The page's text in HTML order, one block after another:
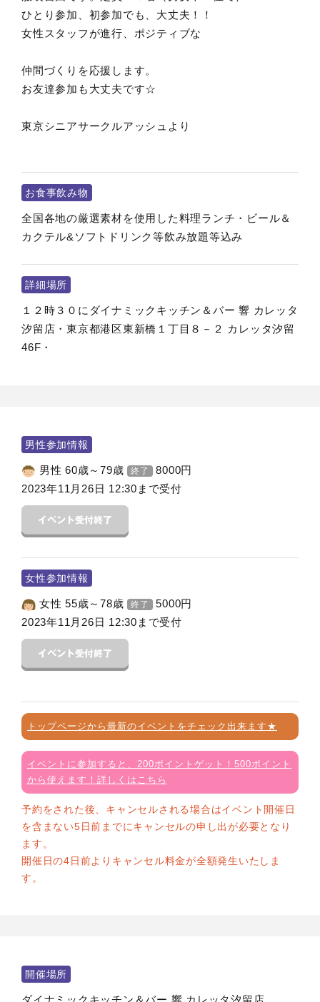
ひとり参加、初参加でも、大丈夫！！
女性スタッフが進行、ポジティブな
仲間づくりを応援します。
お友達参加も大丈夫です☆
東京シニアサークルアッシュより
お食事飲み物
全国各地の厳選素材を使用した料理ランチ・ビール＆
カクテル&ソフトドリンク等飲み放題等込み
詳細場所
１２時３０にダイナミックキッチン＆バー 響 カレッタ
汐留店・東京都港区東新橋１丁目８－２ カレッタ汐留
46F・
男性参加情報
男性 60歳～79歳 終了 8000円
2023年11月26日 12:30まで受付
女性参加情報
女性 55歳～78歳 終了 5000円
2023年11月26日 12:30まで受付
トップページから最新のイベントをチェック出来ます★
イベントに参加すると、200ポイントゲット！500ポイント
から使えます！詳しくはこちら
予約をされた後、キャンセルされる場合はイベント開催日
を含まない5日前までにキャンセルの申し出が必要となり
ます。
開催日の4日前よりキャンセル料金が全額発生いたしま
す。
開催場所
ダイナミックキッチン＆バー 響 カレッタ汐留店